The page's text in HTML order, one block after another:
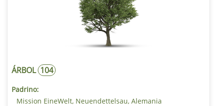
ÁRBOL 104
Padrino:
Mission EineWelt, Neuendettelsau, Alemania